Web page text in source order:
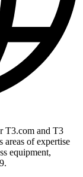
T3.com and T3
of expertise
equipment,